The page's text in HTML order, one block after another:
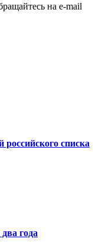
на e-mail
списка
года